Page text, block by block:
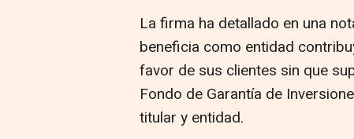
La firma ha detallado en una
beneficia como entidad
favor de sus clientes sin que
Fondo de Garantía de
titular y entidad.